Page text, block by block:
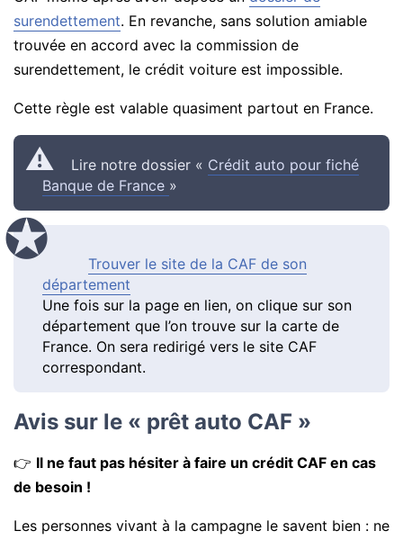
surendettement. En revanche, sans solution amiable
trouvée en accord avec la commission de
surendettement, le crédit voiture est impossible.
Cette règle est valable quasiment partout en France.
Lire notre dossier « Crédit auto pour fiché
Banque de France »
Trouver le site de la CAF de son
département
Une fois sur la page en lien, on clique sur son
département que l’on trouve sur la carte de
France. On sera redirigé vers le site CAF
correspondant.
Avis sur le « prêt auto CAF »
👉 Il ne faut pas hésiter à faire un crédit CAF en cas
de besoin !
Les personnes vivant à la campagne le savent bien : ne